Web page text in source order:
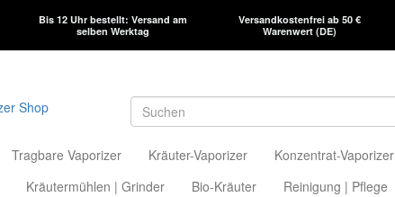
Bis 12 Uhr bestellt: Versand am
selben Werktag
Versandkostenfrei ab 50 €
Warenwert (DE)
Tragbare Vaporizer Kräuter-Vaporizer Konzentrat-Vaporizer
Kräutermühlen | Grinder Bio-Kräuter Reinigung | Pflege